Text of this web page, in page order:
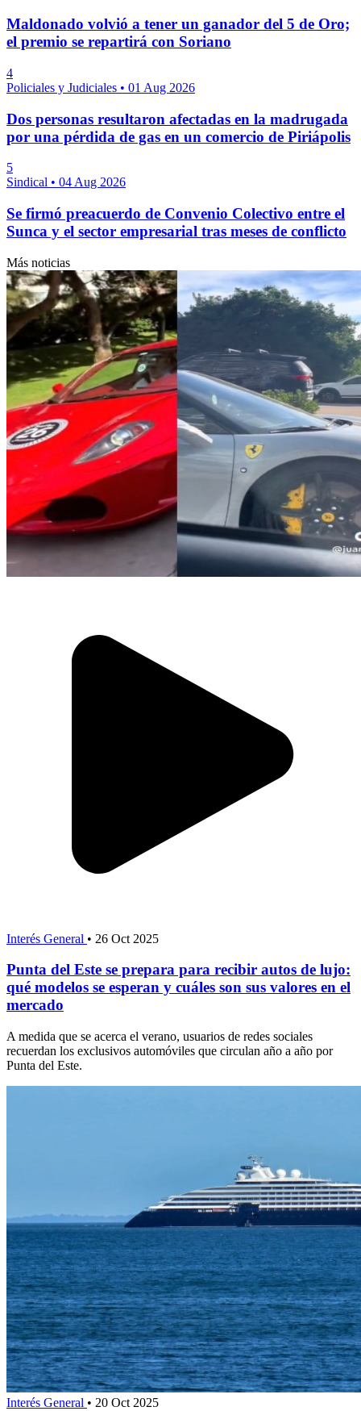
Maldonado volvió a tener un ganador del 5 de Oro;
el premio se repartirá con Soriano
4
Policiales y Judiciales • 01 Aug 2026
Dos personas resultaron afectadas en la madrugada
por una pérdida de gas en un comercio de Piriápolis
5
Sindical • 04 Aug 2026
Se firmó preacuerdo de Convenio Colectivo entre el
Sunca y el sector empresarial tras meses de conflicto
Más noticias
Interés General • 26 Oct 2025
Punta del Este se prepara para recibir autos de lujo:
qué modelos se esperan y cuáles son sus valores en el
mercado
A medida que se acerca el verano, usuarios de redes sociales
recuerdan los exclusivos automóviles que circulan año a año por
Punta del Este.
Interés General • 20 Oct 2025